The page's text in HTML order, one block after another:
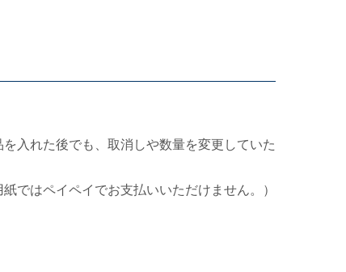
入れた後でも、取消しや数量を変更していた
ではペイペイでお支払いいただけません。）